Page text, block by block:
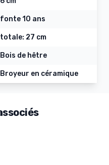
fonte 10 ans
totale: 27 cm
Bois de hêtre
Broyeur en céramique